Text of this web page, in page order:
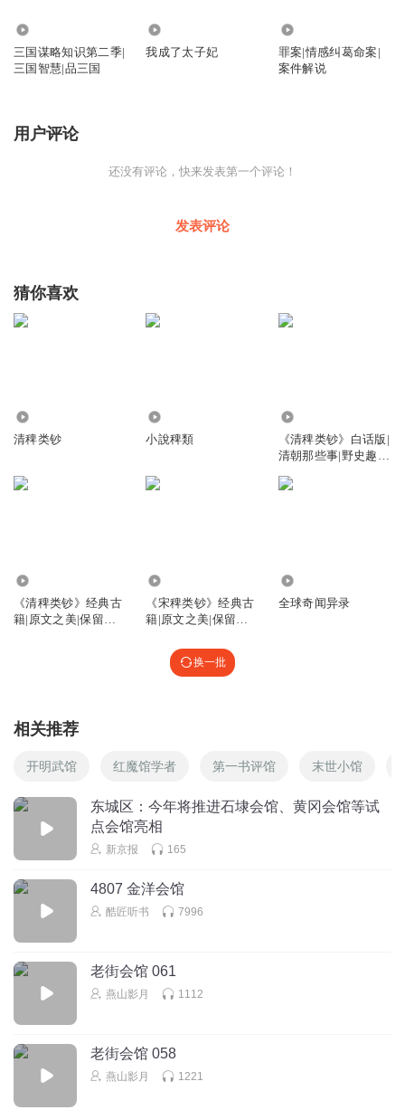
三国谋略知识第二季|
三国智慧|品三国
我成了太子妃
罪案|情感纠葛命案|
案件解说
用户评论
还没有评论，快来发表第一个评论！
发表评论
猜你喜欢
清稗类钞 小說稗類
《清稗类钞》白话版|
清朝那些事|野史趣闻
《清稗类钞》经典古
籍|原文之美|保留想
《宋稗类钞》经典古
籍|原文之美|保留想
全球奇闻异录
换一批
相关推荐
开明武馆 红魔馆学者 第一书评馆 末世小馆
东城区：今年将推进石埭会馆、黄冈会馆等试
点会馆亮相
新京报 165
4807 金洋会馆
酷匠听书 7996
老街会馆 061
燕山影月 1112
老街会馆 058
燕山影月 1221